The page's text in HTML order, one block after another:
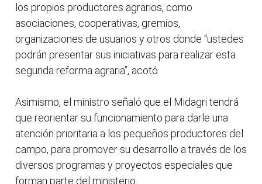
los propios productores agrarios, como
asociaciones, cooperativas, gremios,
organizaciones de usuarios y otros donde “ustedes
podrán presentar sus iniciativas para realizar esta
segunda reforma agraria”, acotó.
Asimismo, el ministro señaló que el Midagri tendrá
que reorientar su funcionamiento para darle una
atención prioritaria a los pequeños productores del
campo, para promover su desarrollo a través de los
diversos programas y proyectos especiales que
forman parte del ministerio.